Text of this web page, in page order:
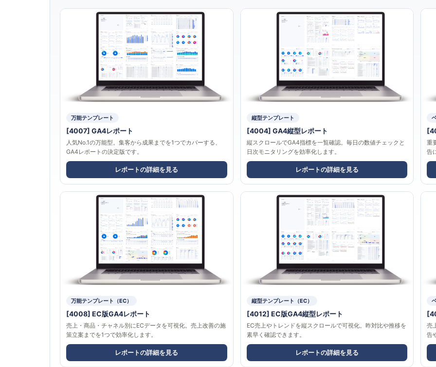
万能テンプレート
[4007] GA4レポート
人気No.1の万能型。集客から成果までを1つでカバーする、
GA4レポートの決定版です。
レポートの詳細を見る
縦型テンプレート
[4004] GA4縦型レポート
縦スクロールでGA4指標を一覧確認。毎日の数値チェックと
日次モニタリングを効率化します。
レポートの詳細を見る
重
告
万能テンプレート（EC）
[4008] EC版GA4レポート
売上・商品・チャネル別にECデータを可視化。売上改善の施
策立案までを1つで効率化します。
レポートの詳細を見る
縦型テンプレート（EC）
[4012] EC版GA4縦型レポート
EC売上やトレンドを縦スクロールで可視化。昨対比や推移を
素早く確認できます。
レポートの詳細を見る
売
告